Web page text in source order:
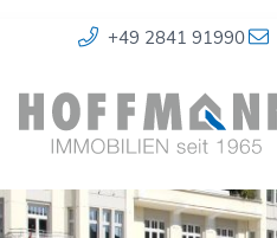
+49 2841 91990